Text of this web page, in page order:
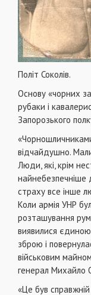
Політ Соколів.
Основу «чорних
рубаки і
Запорозького
відчайдушно.
Люди, які, крім
найнебезпечніше
страху все інше
Коли армія УНР
розташування
виявилися
зброю і
військовим
генерал Михайло
«Це був